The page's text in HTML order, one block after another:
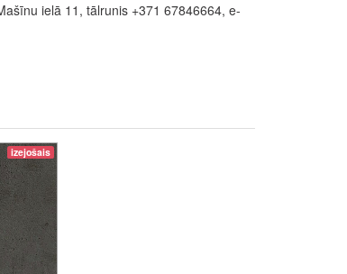
ielā 11, tālrunis +371 67846664, e-
izejošais